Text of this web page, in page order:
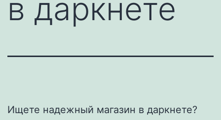
в даркнете
Ищете надежный магазин в даркнете?